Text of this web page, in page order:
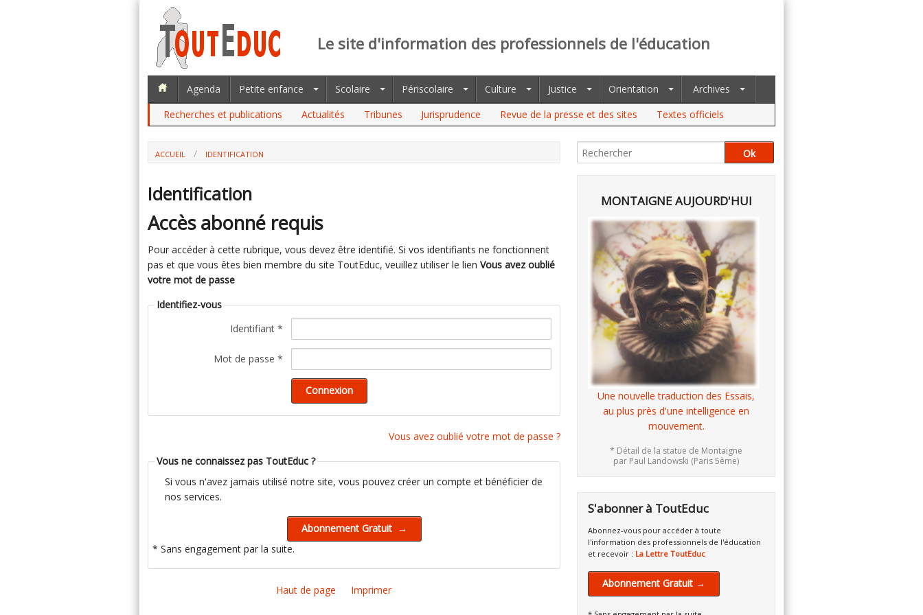
Le site d'information des professionnels de l'éducation
Agenda Petite enfance Scolaire Périscolaire Culture Justice Orientation
Archives
Recherches et publications
Actualités Tribunes Jurisprudence Revue de la presse et des sites Textes officiels
ACCUEIL IDENTIFICATION
Identification
Accès abonné requis
Pour accéder à cette rubrique, vous devez être identifié. Si vos identifiants ne fonctionnent
pas et que vous êtes bien membre du site ToutEduc, veuillez utiliser le lien Vous avez oublié
votre mot de passe
Identifiez-vous
Identifiant *
Mot de passe *
Vous avez oublié votre mot de passe ?
Vous ne connaissez pas ToutEduc ?
Si vous n'avez jamais utilisé notre site, vous pouvez créer un compte et bénéficier de
nos services.
* Sans engagement par la suite.
Haut de page Imprimer
MONTAIGNE AUJOURD'HUI
Une nouvelle traduction des Essais,
au plus près d'une intelligence en
mouvement.
* Détail de la statue de Montaigne
par Paul Landowski (Paris 5ème)
S'abonner à ToutEduc
Abonnez-vous pour accéder à toute
l'information des professionnels de l'éducation
et recevoir : La Lettre ToutEduc
Abonnement Gratuit →